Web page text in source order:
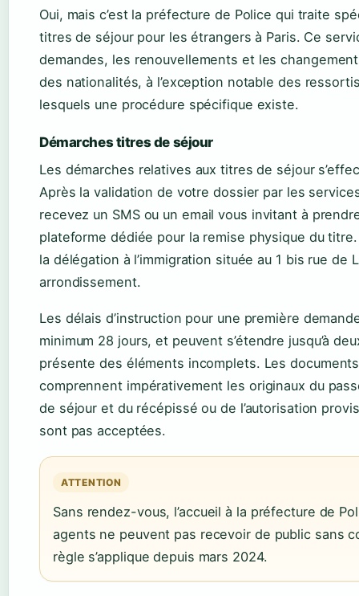
Oui, mais c’est la préfecture de Police qui traite
titres de séjour pour les étrangers à Paris. Ce
demandes, les renouvellements et les
des nationalités, à l’exception notable des
lesquels une procédure spécifique existe.
Démarches titres de séjour
Les démarches relatives aux titres de séjour
Après la validation de votre dossier par les
recevez un SMS ou un email vous invitant à
plateforme dédiée pour la remise physique du
la délégation à l’immigration située au 1 bis rue de
arrondissement.
Les délais d’instruction pour une première
minimum 28 jours, et peuvent s’étendre jusqu’à
présente des éléments incomplets. Les
comprennent impérativement les originaux du
de séjour et du récépissé ou de l’autorisation
sont pas acceptées.
ATTENTION
Sans rendez-vous, l’accueil à la préfecture de
agents ne peuvent pas recevoir de public sans
règle s’applique depuis mars 2024.